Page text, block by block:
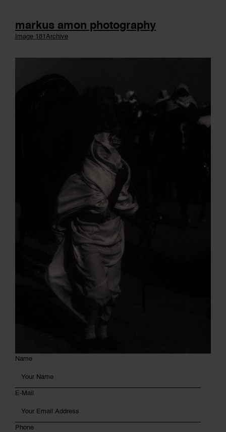
markus amon photography
Image 181 Archive
Name
E-Mail
Phone